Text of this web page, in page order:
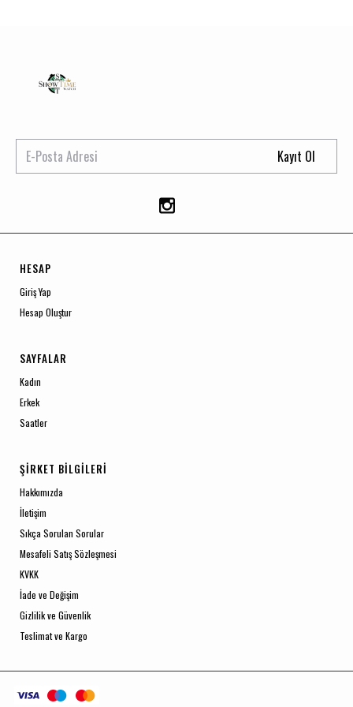
Kayıt Ol
HESAP
Giriş Yap
Hesap Oluştur
SAYFALAR
Kadın
Erkek
Saatler
ŞIRKET BILGILERI
Hakkımızda
İletişim
Sıkça Sorulan Sorular
Mesafeli Satış Sözleşmesi
KVKK
İade ve Değişim
Gizlilik ve Güvenlik
Teslimat ve Kargo